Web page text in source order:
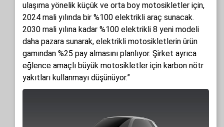
ulaşıma yönelik küçük ve orta boy motosikletler için,
2024 mali yılında bir %100 elektrikli araç sunacak.
2030 mali yılına kadar %100 elektrikli 8 yeni modeli
daha pazara sunarak, elektrikli motosikletlerin ürün
gamından %25 pay almasını planlıyor. Şirket ayrıca
eğlence amaçlı büyük motosikletler için karbon nötr
yakıtları kullanmayı düşünüyor.”